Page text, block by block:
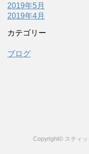
2019年5月
2019年4月
カテゴリー
ブログ
Copyright© スティ